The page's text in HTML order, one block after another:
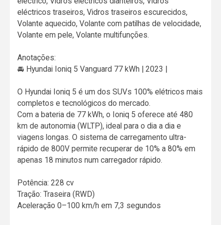
eléctricos traseiros, Vidros traseiros escurecidos,
Volante aquecido, Volante com patilhas de velocidade,
Volante em pele, Volante multifunções.
Anotações:
🚘 Hyundai Ioniq 5 Vanguard 77 kWh | 2023 |
O Hyundai Ioniq 5 é um dos SUVs 100% elétricos mais
completos e tecnológicos do mercado.
Com a bateria de 77 kWh, o Ioniq 5 oferece até 480
km de autonomia (WLTP), ideal para o dia a dia e
viagens longas. O sistema de carregamento ultra-
rápido de 800V permite recuperar de 10% a 80% em
apenas 18 minutos num carregador rápido.
Potência: 228 cv
Tração: Traseira (RWD)
Aceleração 0–100 km/h em 7,3 segundos